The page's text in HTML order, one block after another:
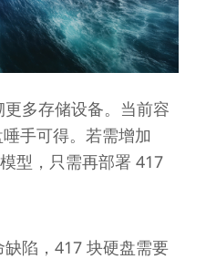
多存储设备。当前容
手可得。若需增加
型，只需再部署 417
陷，417 块硬盘需要